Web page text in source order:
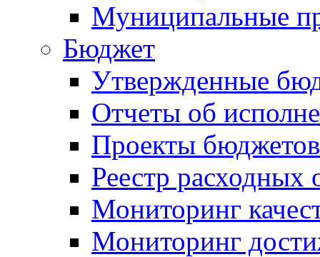
Муниципальные
Бюджет
Утвержденные
Отчеты об
Проекты бюджетов
Реестр расходных
Мониторинг
Мониторинг